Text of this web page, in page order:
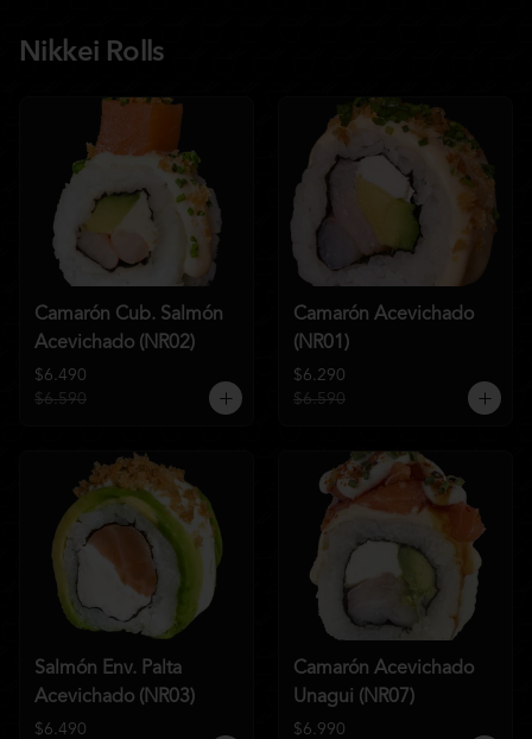
Nikkei Rolls
Camarón Cub. Salmón
Acevichado (NR02)
$6.490
$6.590
Camarón Acevichado
(NR01)
$6.290
$6.590
Salmón Env. Palta
Acevichado (NR03)
$6.490
Camarón Acevichado
Unagui (NR07)
$6.990